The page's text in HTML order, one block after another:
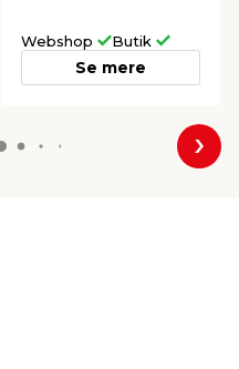
Webshop Butik
Se mere